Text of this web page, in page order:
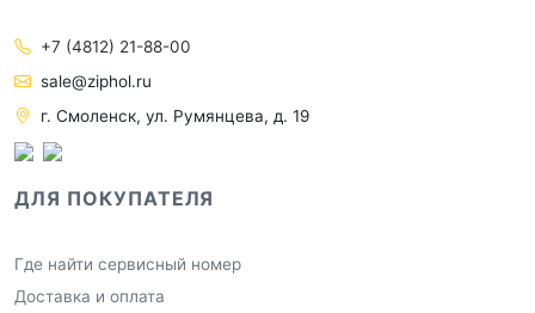
+7 (4812) 21-88-00
sale@ziphol.ru
г. Смоленск, ул. Румянцева, д. 19
ДЛЯ ПОКУПАТЕЛЯ
Где найти сервисный номер
Доставка и оплата